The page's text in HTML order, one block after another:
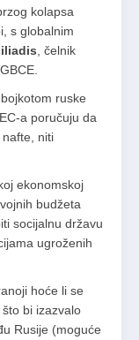
kolapsa
s globalnim
, čelnik
ruske
a poručuju da
niti
ekonomskoj
budžeta
socijalnu državu
ugroženih
hoće li se
bi izazvalo
Rusije (moguće